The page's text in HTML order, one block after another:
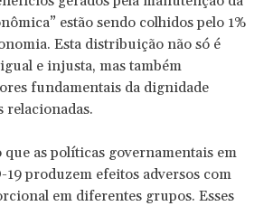
estão sendo colhidos pelo 1%
Esta distribuição não só é
e injusta, mas também
fundamentais da dignidade
relacionadas.
as políticas governamentais em
19 produzem efeitos adversos com
em diferentes grupos. Esses